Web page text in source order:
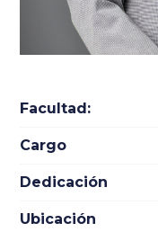
Facultad:
Cargo
Dedicación
Ubicación